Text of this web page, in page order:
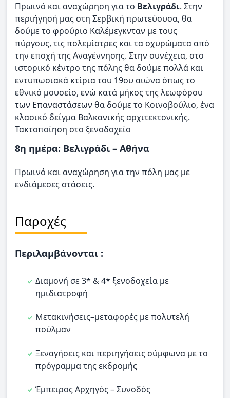
Πρωινό και αναχώρηση για το Βελιγράδι. Στην
περιήγησή μας στη Σερβική πρωτεύουσα, θα
δούμε το φρούριο Καλέμεγκνταν με τους
πύργους, τις πολεμίστρες και τα οχυρώματα από
την εποχή της Αναγέννησης. Στην συνέχεια, στο
ιστορικό κέντρο της πόλης θα δούμε πολλά και
εντυπωσιακά κτίρια του 19ου αιώνα όπως το
εθνικό μουσείο, ενώ κατά μήκος της λεωφόρου
των Επαναστάσεων θα δούμε το Κοινοβούλιο, ένα
κλασικό δείγμα Βαλκανικής αρχιτεκτονικής.
Τακτοποίηση στο ξενοδοχείο
8η ημέρα: Βελιγράδι – Αθήνα
Πρωινό και αναχώρηση για την πόλη μας με
ενδιάμεσες στάσεις.
Παροχές
Περιλαμβάνονται :
Διαμονή σε 3* & 4* ξενοδοχεία με
ημιδιατροφή
Μετακινήσεις–μεταφορές με πολυτελή
πούλμαν
Ξεναγήσεις και περιηγήσεις σύμφωνα με το
πρόγραμμα της εκδρομής
Έμπειρος Αρχηγός – Συνοδός